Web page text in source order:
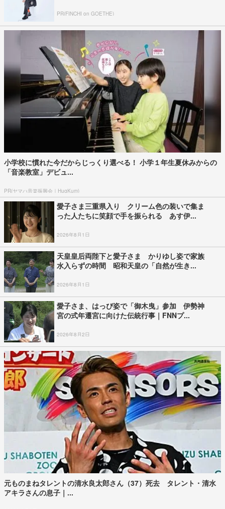
PR(FINCHI on GOETHE)
小学校に慣れた今だからじっくり選べる！ 小学１年生夏休みからの
「音楽教室」デビュ...
PR(ヤマハ音楽振興会｜HugKum)
愛子さま三重県入り クリーム色の装いで集ま
った人たちに笑顔で手を振られる あす伊...
2026年8月1日
天皇皇后両陛下と愛子さま かりゆし姿で家族
水入らずの時間 昭和天皇の「自然が生き...
2026年8月1日
愛子さま、はっぴ姿で「御木曳」参加 伊勢神
宮の式年遷宮に向けた伝統行事｜FNNプ...
2026年8月2日
元ものまねタレントの清水良太郎さん（37）死去 タレント・清水
アキラさんの息子｜...